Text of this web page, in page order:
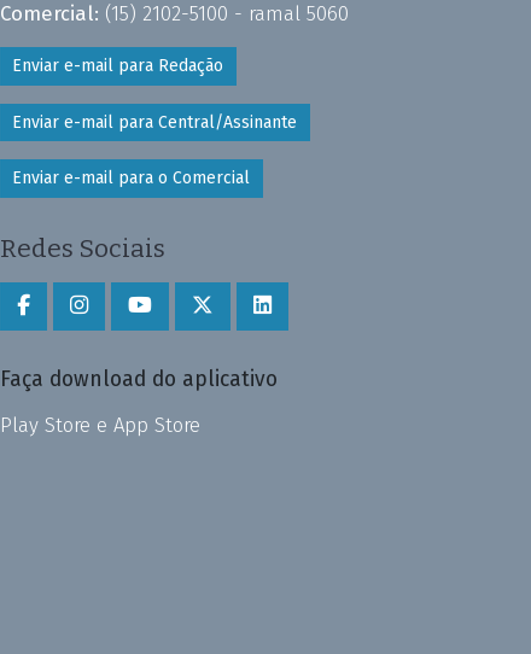
Comercial: (15) 2102-5100 - ramal 5060
Enviar e-mail para Redação
Enviar e-mail para Central/Assinante
Enviar e-mail para o Comercial
Redes Sociais
Faça download do aplicativo
Play Store e App Store